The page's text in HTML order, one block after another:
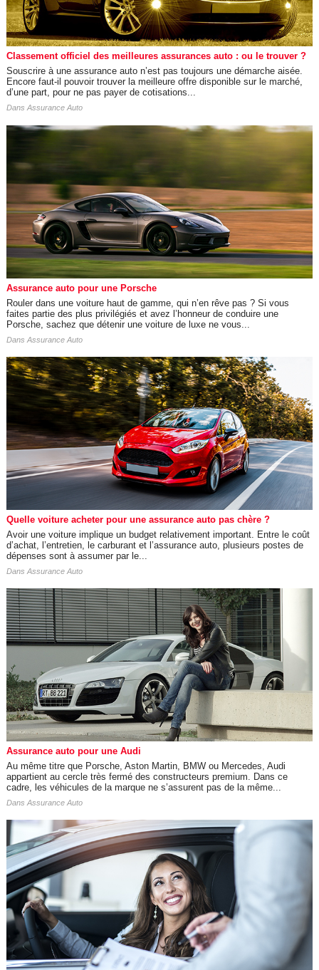
Classement officiel des meilleures assurances auto : ou le trouver ?
Souscrire à une assurance auto n’est pas toujours une démarche aisée.
Encore faut-il pouvoir trouver la meilleure offre disponible sur le marché,
d’une part, pour ne pas payer de cotisations...
DansAssurance Auto
Assurance auto pour une Porsche
Rouler dans une voiture haut de gamme, qui n’en rêve pas ? Si vous
faites partie des plus privilégiés et avez l’honneur de conduire une
Porsche, sachez que détenir une voiture de luxe ne vous...
Dans Assurance Auto
Quelle voiture acheter pour une assurance auto pas chère ?
Avoir une voiture implique un budget relativement important. Entre le coût
d’achat, l’entretien, le carburant et l’assurance auto, plusieurs postes de
dépenses sont à assumer par le...
Dans Assurance Auto
Assurance auto pour une Audi
Au même titre que Porsche, Aston Martin, BMW ou Mercedes, Audi
appartient au cercle très fermé des constructeurs premium. Dans ce
cadre, les véhicules de la marque ne s’assurent pas de la même...
Dans Assurance Auto